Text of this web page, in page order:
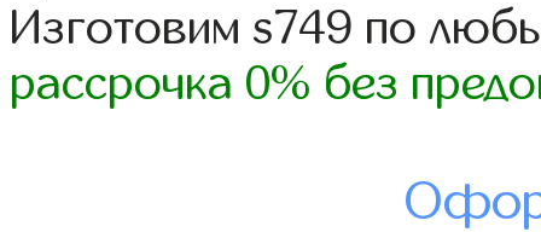
Изготовим s749 по
рассрочка 0% без